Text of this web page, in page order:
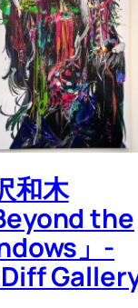
和木
the
」-